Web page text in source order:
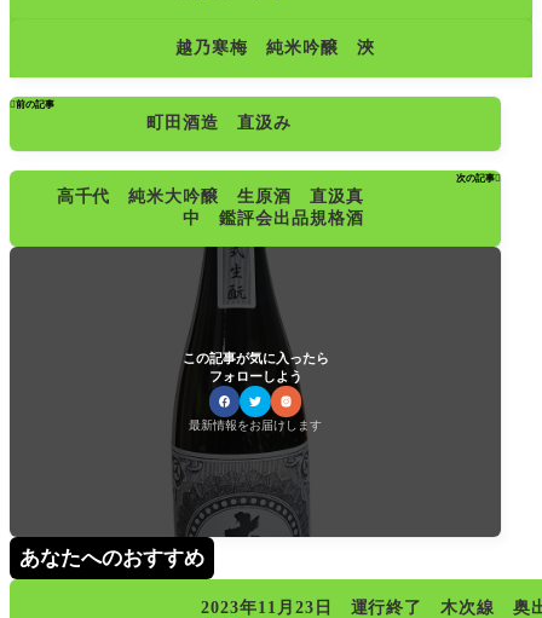
越乃寒梅 純米吟醸 浹
前の記事
町田酒造 直汲み
次の記事
高千代 純米大吟醸 生原酒 直汲真
中 鑑評会出品規格酒
この記事が気に入ったら
フォローしよう
最新情報をお届けします
あなたへのおすすめ
2023年11月23日 運行終了 木次線 奥